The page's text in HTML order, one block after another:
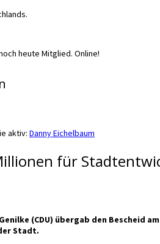
heute Mitglied. Online!
aktiv: Danny Eichelbaum
für
(CDU) übergab den Bescheid
Stadt.